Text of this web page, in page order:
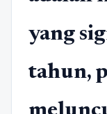
yang
tahun,